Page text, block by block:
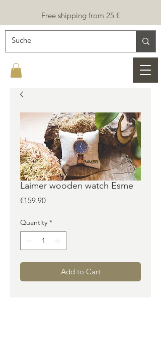
Free shipping from 25 €
Laimer wooden watch Esme
€159.90Price
Quantity *
Add to Cart